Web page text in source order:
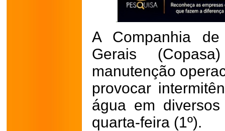
A Companhia
Gerais
manutenção
provocar
água em
quarta-feira (1º).